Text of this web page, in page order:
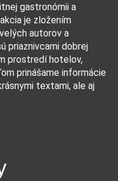
gastronómii a
je zložením
autorov a
priaznivcami dobrej
prostredí hotelov,
prinášame informácie
textami, ale aj